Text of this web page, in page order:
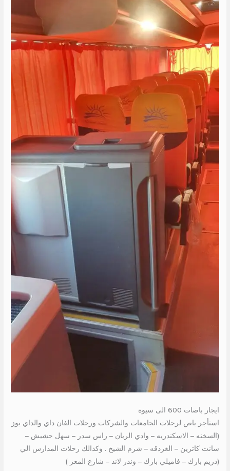
ايجار باصات 600 الى سيوة
استأجر باص لرحلات الجامعات والشركات ورحلات الفان داي والداي يوز
(السخنه – الاسكندريه – وادي الريان – راس سدر – سهل حشيش –
سانت كاترين – الغردقه – شرم الشيخ . وكذالك رحلات المدارس الي
(دريم بارك – فاميلي بارك – وندر لاند – شارع المعز )